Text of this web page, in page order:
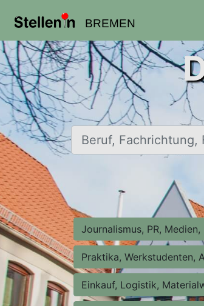
BREMEN
Beruf, Fachrichtung, Firma
Journalismus, PR, Medien,
Praktika, Werkstudenten,
Einkauf, Logistik,